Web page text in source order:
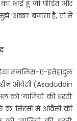
भाई हूं जो पीड़ित और
‘अब्बा’ बनाता है, तो मैं
मजलिस-ए-इत्तेहादुल
ओवैसी (Asaduddin
‘गाजियों की धरती’
के सिरसी में ओवैसी की